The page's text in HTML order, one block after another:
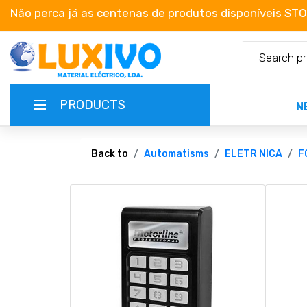
Não perca já as centenas de produtos disponíveis
PRODUCTS
NEW-PRODUCTS
TERMS OF SERVICE
Back to Automatisms ELETR NICA